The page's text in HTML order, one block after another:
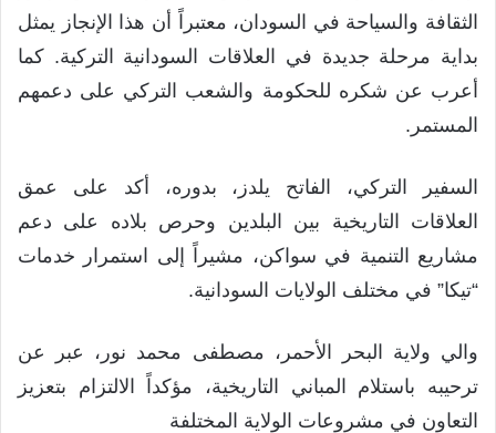
الثقافة والسياحة في السودان، معتبراً أن هذا الإنجاز يمثل
بداية مرحلة جديدة في العلاقات السودانية التركية. كما
أعرب عن شكره للحكومة والشعب التركي على دعمهم
المستمر.
السفير التركي، الفاتح يلدز، بدوره، أكد على عمق
العلاقات التاريخية بين البلدين وحرص بلاده على دعم
مشاريع التنمية في سواكن، مشيراً إلى استمرار خدمات
“تيكا” في مختلف الولايات السودانية.
والي ولاية البحر الأحمر، مصطفى محمد نور، عبر عن
ترحيبه باستلام المباني التاريخية، مؤكداً الالتزام بتعزيز
التعاون في مشروعات الولاية المختلفة